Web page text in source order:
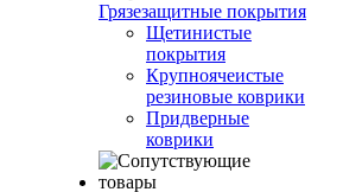
Грязезащитные покрытия
Щетинистые
покрытия
Крупноячеистые
резиновые коврики
Придверные
коврики